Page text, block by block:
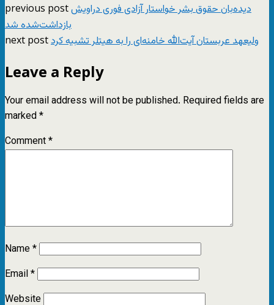
previous postدیده‌بان حقوق بشر خواستار آزادی فوری دراویش
بازداشت‌شده شد
next postولیعهد عربستان آیت‌الله خامنه‌ای را به هیتلر تشبیه کرد
Leave a Reply
Your email address will not be published. Required fields are
marked*
Comment*
Name*
Email*
Website